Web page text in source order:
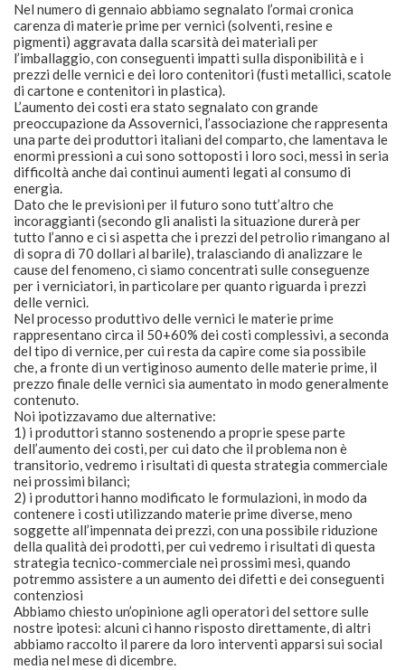
Nel numero di gennaio abbiamo segnalato l’ormai cronica
carenza di materie prime per vernici (solventi, resine e
pigmenti) aggravata dalla scarsità dei materiali per
l’imballaggio, con conseguenti impatti sulla disponibilità e i
prezzi delle vernici e dei loro contenitori (fusti metallici, scatole
di cartone e contenitori in plastica).
L’aumento dei costi era stato segnalato con grande
preoccupazione da Assovernici, l’associazione che rappresenta
una parte dei produttori italiani del comparto, che lamentava le
enormi pressioni a cui sono sottoposti i loro soci, messi in seria
difficoltà anche dai continui aumenti legati al consumo di
energia.
Dato che le previsioni per il futuro sono tutt’altro che
incoraggianti (secondo gli analisti la situazione durerà per
tutto l’anno e ci si aspetta che i prezzi del petrolio rimangano al
di sopra di 70 dollari al barile), tralasciando di analizzare le
cause del fenomeno, ci siamo concentrati sulle conseguenze
per i verniciatori, in particolare per quanto riguarda i prezzi
delle vernici.
Nel processo produttivo delle vernici le materie prime
rappresentano circa il 50+60% dei costi complessivi, a seconda
del tipo di vernice, per cui resta da capire come sia possibile
che, a fronte di un vertiginoso aumento delle materie prime, il
prezzo finale delle vernici sia aumentato in modo generalmente
contenuto.
Noi ipotizzavamo due alternative:
1) i produttori stanno sostenendo a proprie spese parte
dell’aumento dei costi, per cui dato che il problema non è
transitorio, vedremo i risultati di questa strategia commerciale
nei prossimi bilanci;
2) i produttori hanno modificato le formulazioni, in modo da
contenere i costi utilizzando materie prime diverse, meno
soggette all’impennata dei prezzi, con una possibile riduzione
della qualità dei prodotti, per cui vedremo i risultati di questa
strategia tecnico-commerciale nei prossimi mesi, quando
potremmo assistere a un aumento dei difetti e dei conseguenti
contenziosi
Abbiamo chiesto un’opinione agli operatori del settore sulle
nostre ipotesi: alcuni ci hanno risposto direttamente, di altri
abbiamo raccolto il parere da loro interventi apparsi sui social
media nel mese di dicembre.